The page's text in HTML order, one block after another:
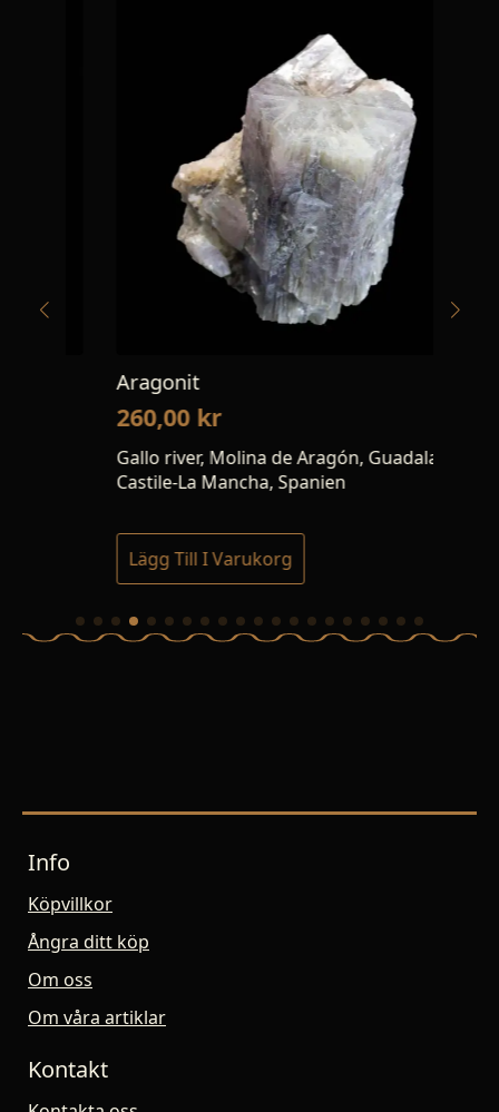
Aragonit
260,00kr
Gallo river, Molina de Aragón, Guadalajara,
Castile-La Mancha, Spanien
Lägg Till I Varukorg
Info
Köpvillkor
Ångra ditt köp
Om oss
Om våra artiklar
Kontakt